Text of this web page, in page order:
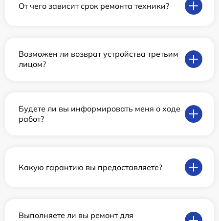
От чего зависит срок ремонта техники?
Возможен ли возврат устройства третьим
лицом?
Будете ли вы информировать меня о ходе
работ?
Какую гарантию вы предоставляете?
Выполняете ли вы ремонт для